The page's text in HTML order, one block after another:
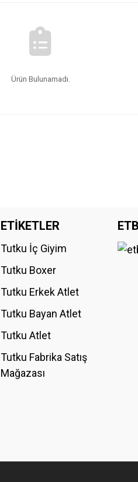
Ürün Bulunamadı.
ETİKETLER
Tutku İç Giyim
Tutku Boxer
Tutku Erkek Atlet
Tutku Bayan Atlet
Tutku Atlet
Tutku Fabrika Satış
Mağazası